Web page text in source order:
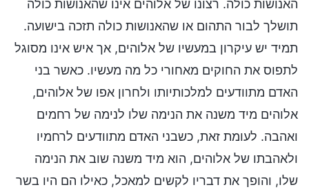
האנושות כולה. רצונו של אלוהים אינו שהאנושות כולה
תושלך לבור התהום או שהאנושות כולה תזכה בישועה.
תמיד יש עיקרון במעשיו של אלוהים, אך איש אינו מסוגל
לתפוס את החוקים מאחורי כל מה מעשיו. כאשר בני
האדם מתוודעים למלכותיותו ולחרון אפו של אלוהים,
אלוהים מיד משנה את הנימה שלו לנימה של רחמים
ואהבה. לעומת זאת, כשבני האדם מתוודעים לרחמיו
ולאהבתו של אלוהים, הוא מיד משנה שוב את הנימה
שלו, והופך את דבריו לקשים למאכל, כאילו הם היו בשר